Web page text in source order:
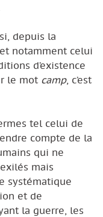
depuis la
notamment celui
d’existence
le mot camp, c’est
tel celui de
compte de la
qui ne
mais
systématique
et de
la guerre, les